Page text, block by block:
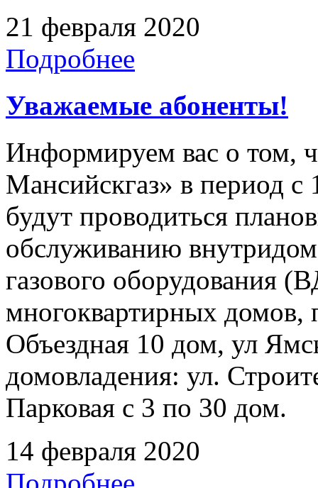
21 февраля 2020
Подробнее
Уважаемые абоненты!
Информируем вас о том,
Мансийскгаз» в период с
будут проводиться
обслуживанию
газового
многоквартирных
Объездная 10 дом, ул
домовладения: ул.
Парковая с 3 по 30 дом.
14 февраля 2020